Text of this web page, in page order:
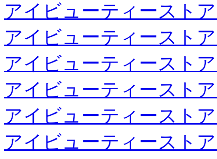
アイビューティースト
アイビューティースト
アイビューティースト
アイビューティースト
アイビューティースト
アイビューティースト